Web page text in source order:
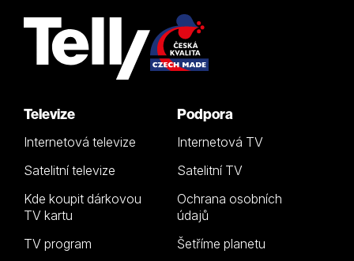
Televize
Internetová televize
Satelitní televize
Kde koupit dárkovou
TV kartu
TV program
Podpora
Internetová TV
Satelitní TV
Ochrana osobních
údajů
Šetříme planetu